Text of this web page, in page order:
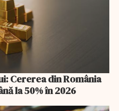
Cererea din România
la 50% în 2026